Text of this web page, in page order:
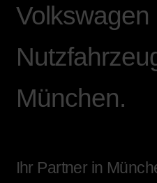
Volkswagen
München.
Ihr Partner in